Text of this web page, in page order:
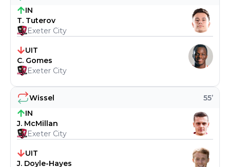
Wissel 55’
IN
J. McMillan
Exeter City
UIT
J. Doyle-Hayes
IN
T. Tuterov
Exeter City
UIT
C. Gomes
Exeter City